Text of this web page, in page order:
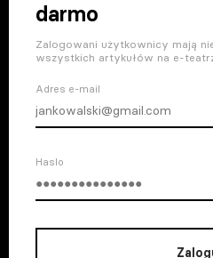
darmo
Zalogowani użytkownicy mają
wszystkich artykułów na e-
Adres e-mail
Haslo